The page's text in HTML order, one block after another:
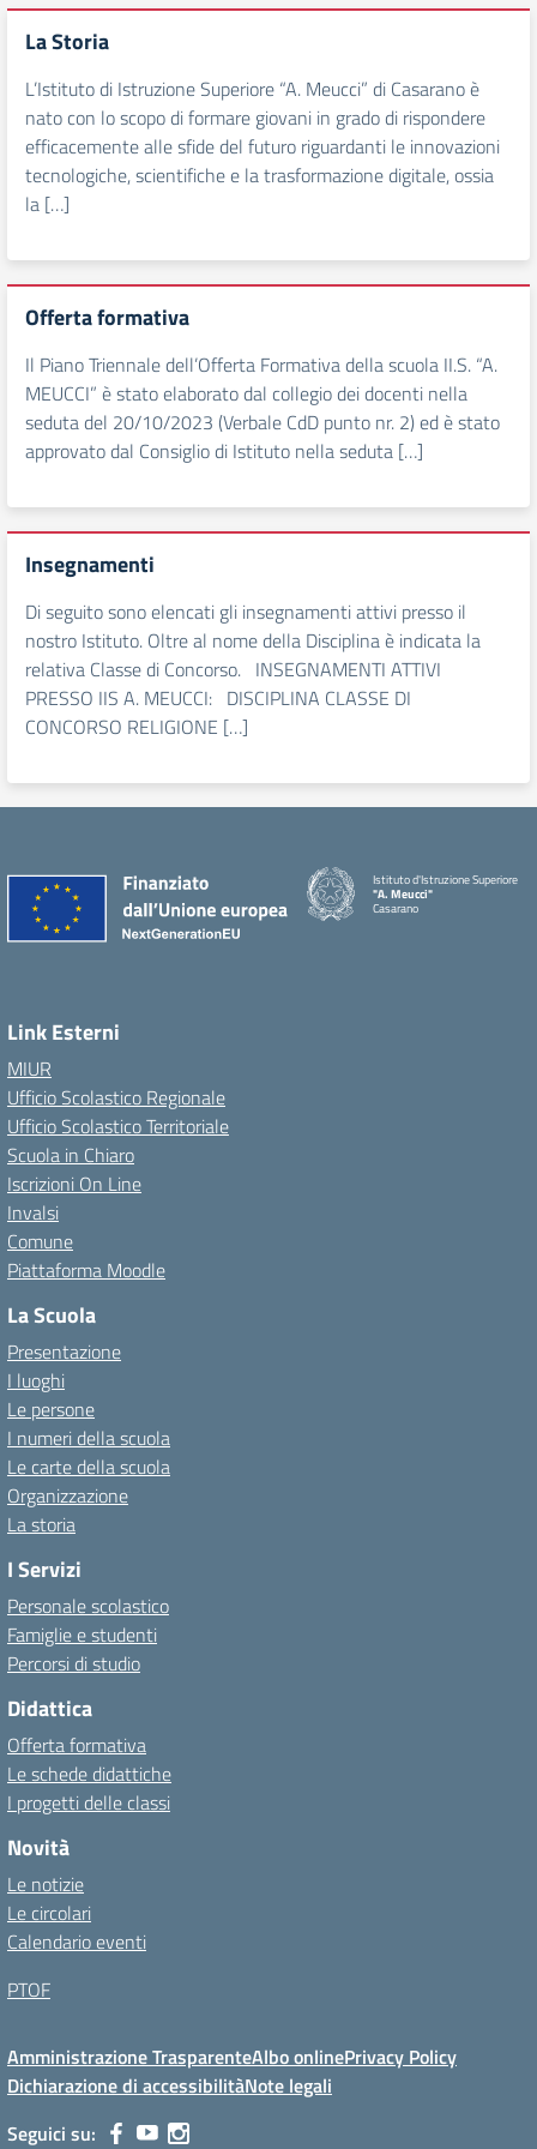
La Storia
L’Istituto di Istruzione Superiore “A. Meucci” di Casarano è
nato con lo scopo di formare giovani in grado di rispondere
efficacemente alle sfide del futuro riguardanti le innovazioni
tecnologiche, scientifiche e la trasformazione digitale, ossia
la […]
Offerta formativa
Il Piano Triennale dell’Offerta Formativa della scuola II.S. “A.
MEUCCI” è stato elaborato dal collegio dei docenti nella
seduta del 20/10/2023 (Verbale CdD punto nr. 2) ed è stato
approvato dal Consiglio di Istituto nella seduta […]
Insegnamenti
Di seguito sono elencati gli insegnamenti attivi presso il
nostro Istituto. Oltre al nome della Disciplina è indicata la
relativa Classe di Concorso. INSEGNAMENTI ATTIVI
PRESSO IIS A. MEUCCI: DISCIPLINA CLASSE DI
CONCORSO RELIGIONE […]
Istituto d'Istruzione Superiore
"A. Meucci"
Casarano
Link Esterni
MIUR
Ufficio Scolastico Regionale
Ufficio Scolastico Territoriale
Scuola in Chiaro
Iscrizioni On Line
Invalsi
Comune
Piattaforma Moodle
La Scuola
Presentazione
I luoghi
Le persone
I numeri della scuola
Le carte della scuola
Organizzazione
La storia
I Servizi
Personale scolastico
Famiglie e studenti
Percorsi di studio
Didattica
Offerta formativa
Le schede didattiche
I progetti delle classi
Novità
Le notizie
Le circolari
Calendario eventi
PTOF
Amministrazione TrasparenteAlbo onlinePrivacy Policy
Dichiarazione di accessibilitàNote legali
Seguici su: